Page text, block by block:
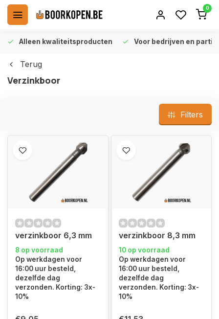
0
Alleen kwaliteitsproducten Voor bedrijven en
Terug
Verzinkboor
Filters
verzinkboor 6,3 mm
8 op voorraad
Op werkdagen voor
16:00 uur besteld,
dezelfde dag
verzonden. Korting: 3x-
10%
verzinkboor 8,3 mm
10 op voorraad
Op werkdagen voor
16:00 uur besteld,
dezelfde dag
verzonden. Korting: 3x-
10%